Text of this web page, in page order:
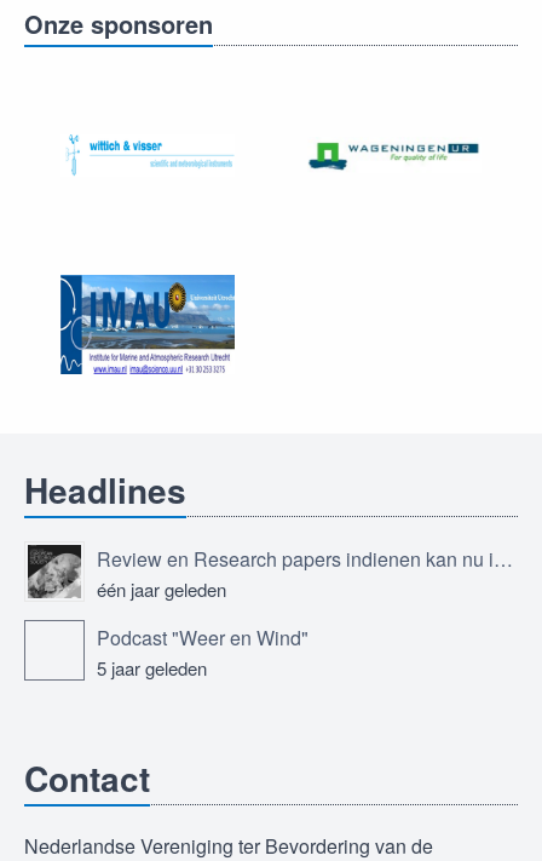
Onze sponsoren
Headlines
Review en Research papers indienen kan nu in Journal of the European Meteorological Society
één jaar geleden
Podcast "Weer en Wind"
5 jaar geleden
Contact
Nederlandse Vereniging ter Bevordering van de